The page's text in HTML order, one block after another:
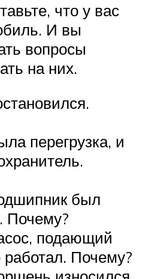
что у вас
И вы
вопросы
на них.
перегрузка, и
был
Почему?
подающий
работал. Почему?